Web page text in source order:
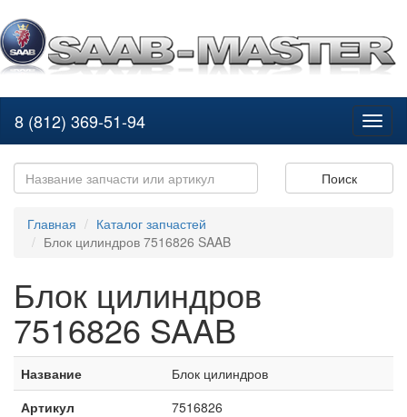
8 (812) 369-51-94
Поиск
Главная
Каталог запчастей
Блок цилиндров 7516826 SAAB
Блок цилиндров
7516826 SAAB
Название
Блок цилиндров
Артикул
7516826